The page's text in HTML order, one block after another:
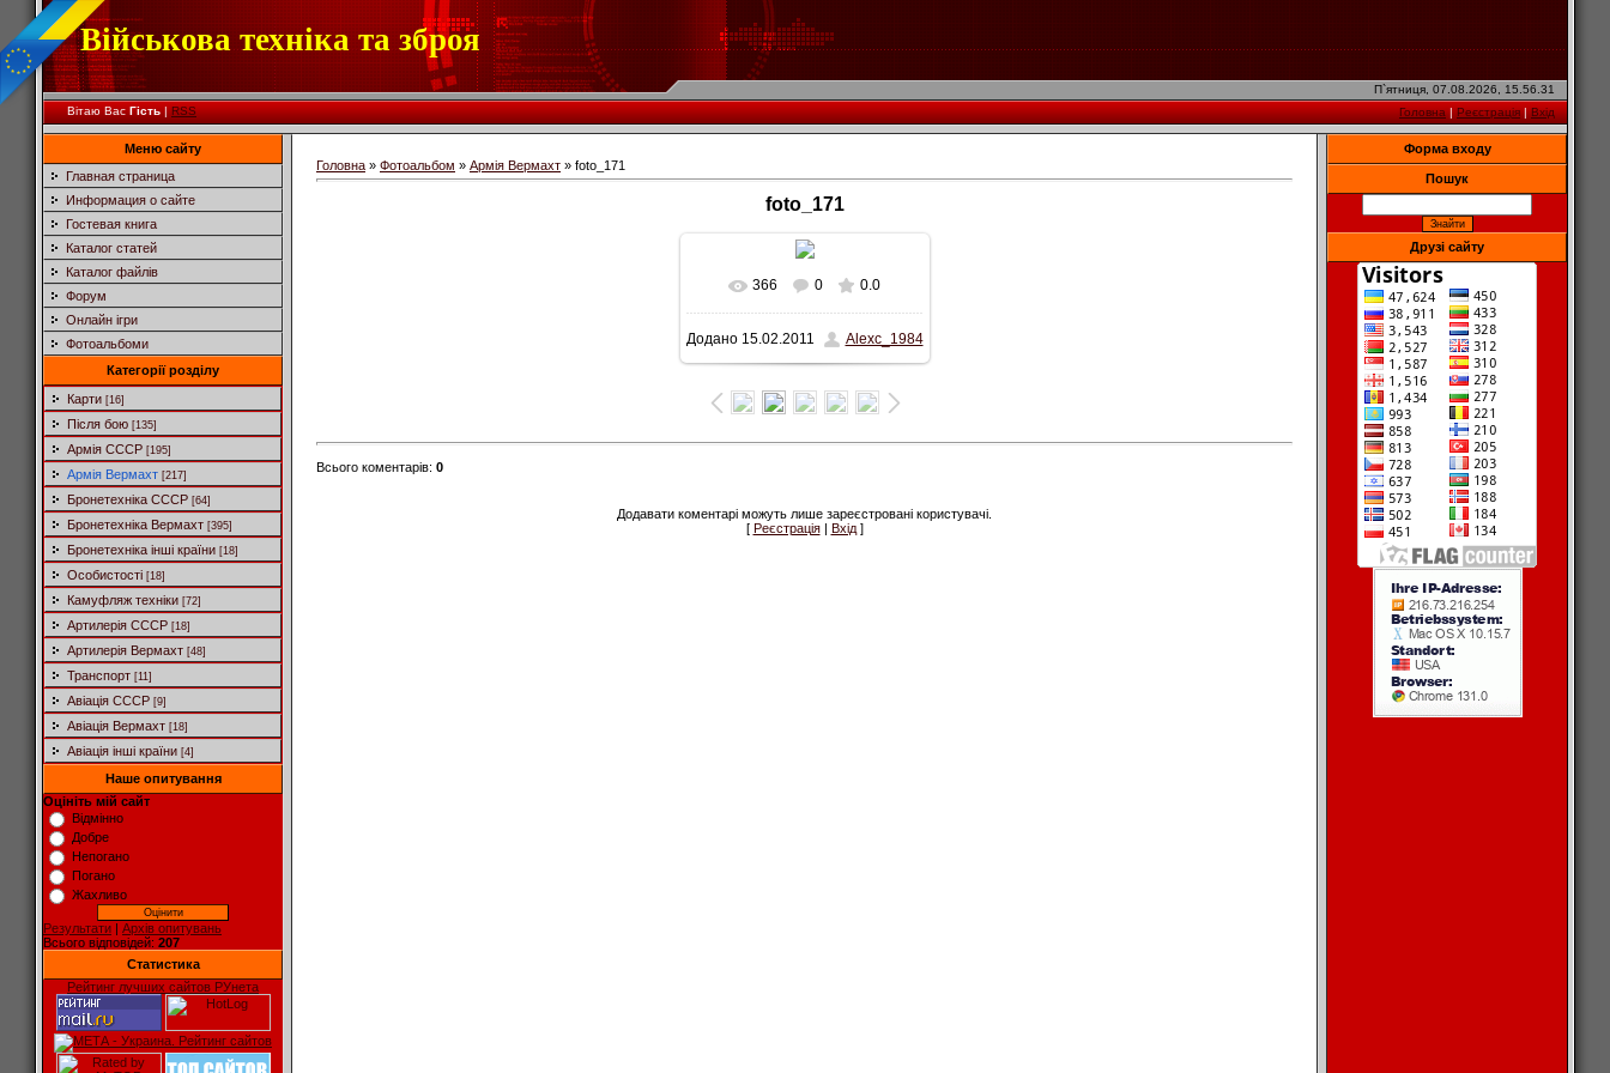
Військова техніка та зброя
П`ятниця, 07.08.2026, 15.56.31
Вітаю Вас Гість|RSS Головна|Реєстрація|Вхід
Меню сайту
Главная страница
Информация о сайте
Гостевая книга
Каталог статей
Каталог файлів
Форум
Онлайн ігри
Фотоальбоми
Категорії розділу
Карти [16]
Після бою [135]
Армія СССР [195]
Армія Вермахт [217]
Бронетехніка СССР [64]
Бронетехніка Вермахт [395]
Бронетехніка інші країни [18]
Особистості [18]
Камуфляж техніки [72]
Артилерія СССР [18]
Артилерія Вермахт [48]
Транспорт [11]
Авіація СССР [9]
Авіація Вермахт [18]
Авіація інші країни [4]
Наше опитування
Оцініть мій сайт
Відмінно
Добре
Непогано
Погано
Жахливо
Результати | Архів опитувань
Всього відповідей: 207
Статистика
Рейтинг лучших сайтов РУнета
Головна » Фотоальбом » Армія Вермахт » foto_171
foto_171
366 0 0.0
Додано15.02.2011 Alexc_1984
Всього коментарів: 0
Додавати коментарі можуть лише зареєстровані користувачі.
[ Реєстрація| Вхід]
Форма входу
Пошук
Друзі сайту